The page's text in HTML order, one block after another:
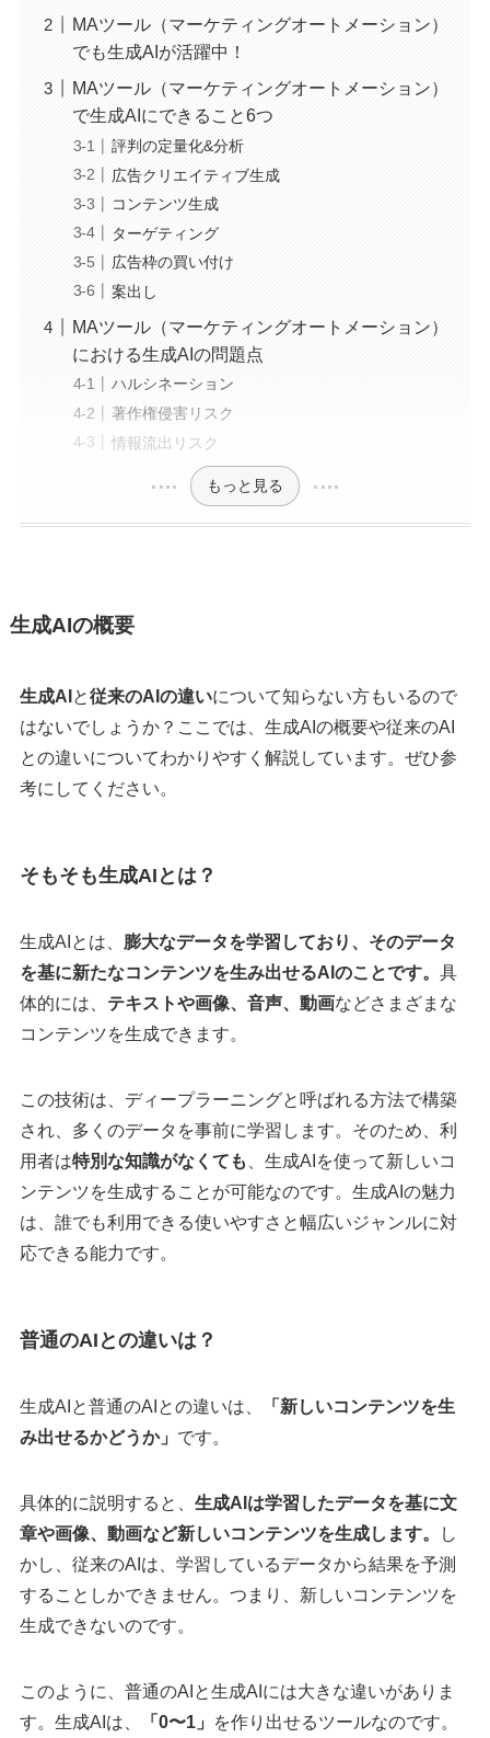
MAツール（マーケティングオートメーション）
でも生成AIが活躍中！
MAツール（マーケティングオートメーション）
で生成AIにできること6つ
評判の定量化&分析
広告クリエイティブ生成
コンテンツ生成
ターゲティング
広告枠の買い付け
案出し
MAツール（マーケティングオートメーション）
における生成AIの問題点
ハルシネーション
著作権侵害リスク
情報流出リスク
もっと見る
生成AIの概要
生成AI と従来のAIの違いについて知らない方もいるので
はないでしょうか？ここでは、生成AIの概要や従来のAI
との違いについてわかりやすく解説しています。ぜひ参
考にしてください。
そもそも生成AIとは？
生成AIとは、 膨大なデータを学習しており、そのデータ
を基に新たなコンテンツを生み出せるAIのことです。 具
体的には、 テキストや画像、音声、動画などさまざまな
コンテンツを生成できます。
この技術は、ディープラーニングと呼ばれる方法で構築
され、多くのデータを事前に学習します。そのため、利
用者は特別な知識がなくても
、生成AIを使って新しいコ
ンテンツを生成することが可能なのです。生成AIの魅力
は、誰でも利用できる使いやすさと幅広いジャンルに対
応できる能力です。
普通のAIとの違いは？
生成AIと普通のAIとの違いは、
「新しいコンテンツを生
み出せるかどうか」 です。
具体的に説明すると、 生成AIは学習したデータを基に文
章や画像、動画など新しいコンテンツを生成します。
し
かし、従来のAIは、学習しているデータから結果を予測
することしかできません。つまり、新しいコンテンツを
生成できないのです。
このように、普通のAIと生成AIには大きな違いがありま
す。生成AIは、
「0〜1」 を作り出せるツールなのです。